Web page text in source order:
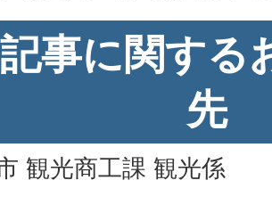
事に関する
先
観光商工課 観光係